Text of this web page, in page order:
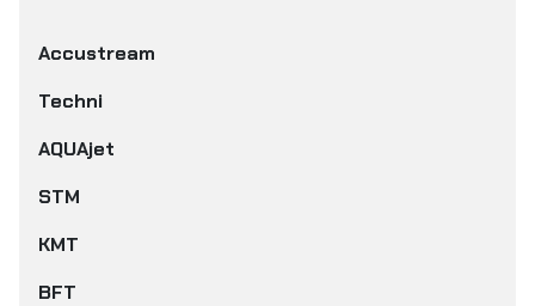
Accustream
Techni
AQUAjet
STM
KMT
BFT